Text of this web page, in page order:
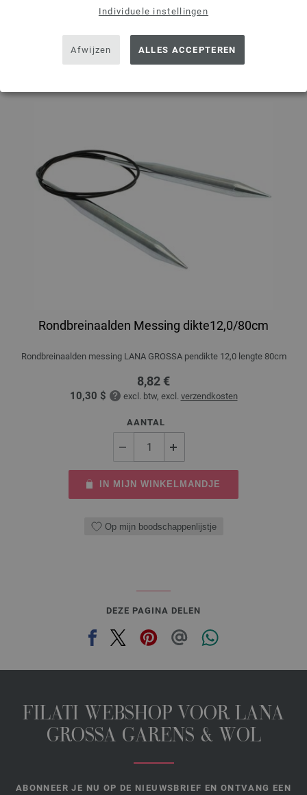
Individuele instellingen
Afwijzen ALLES ACCEPTEREN
Rondbreinaalden Messing dikte12,0/80cm
Rondbreinaalden messing LANA GROSSA pendikte 12,0 lengte 80cm
8,82 €
10,30 $ excl. btw, excl. verzendkosten
AANTAL
IN MIJN WINKELMANDJE
Op mijn boodschappenlijstje
DEZE PAGINA DELEN
FILATI WEBSHOP VOOR LANA
GROSSA GARENS & WOL
ABONNEER JE NU OP DE NIEUWSBRIEF EN ONTVANG EEN